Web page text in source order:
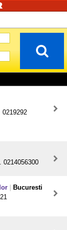
0219292
0214056300
Bucuresti